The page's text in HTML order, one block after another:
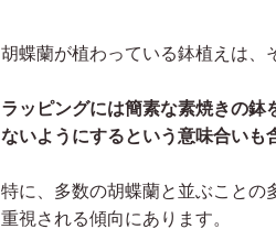
胡蝶蘭が植わっている鉢植えは、
ラッピングには簡素な素焼きの
ないようにするという意味合いも
特に、多数の胡蝶蘭と並ぶことの
重視される傾向にあります。